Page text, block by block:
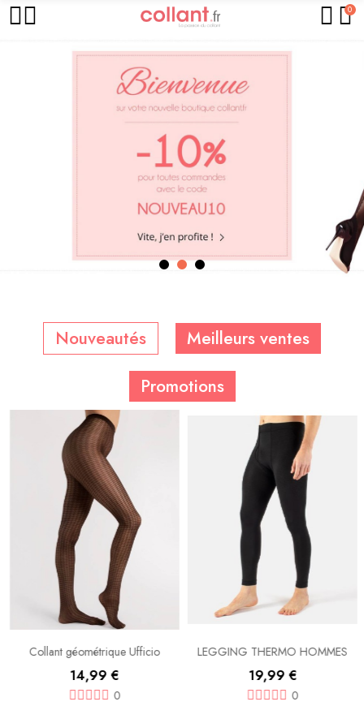
0
Nouveautés
Meilleurs ventes
Promotions
Collant géométrique Ufficio
14,99 €
0
LEGGING THERMO HOMMES
19,99 €
0